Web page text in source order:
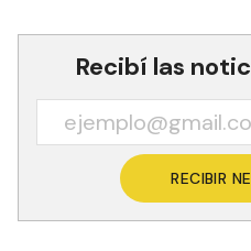
Recibí las
RECIBIR